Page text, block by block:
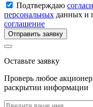
Подтверждаю
персональных данных и
соглашение
Отправить заявку
Оставьте заявку
Проверь любое
раскрытии информации